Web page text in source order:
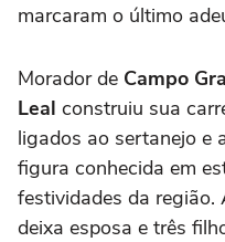
marcaram o último
Morador de Campo
Leal construiu sua
ligados ao sertanejo e
figura conhecida em
festividades da região.
deixa esposa e três